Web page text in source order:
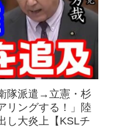
隊派遣→立憲・杉
リングする！」陸
し大炎上【KSLチ